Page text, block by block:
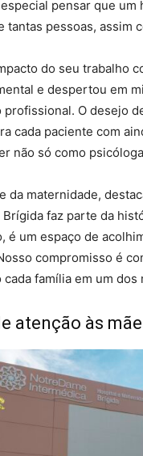
pensar que
tantas pessoas, assim
do seu trabalho
e despertou em
O desejo
cada paciente com
não só como
da maternidade,
faz parte da
é um espaço de
compromisso é
família em um
atenção às